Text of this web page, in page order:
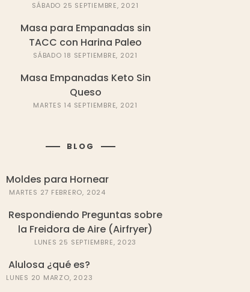
SÁBADO 25 SEPTIEMBRE, 2021
Masa para Empanadas sin
TACC con Harina Paleo
SÁBADO 18 SEPTIEMBRE, 2021
Masa Empanadas Keto Sin
Queso
MARTES 14 SEPTIEMBRE, 2021
BLOG
Moldes para Hornear
MARTES 27 FEBRERO, 2024
Respondiendo Preguntas sobre
la Freidora de Aire (Airfryer)
LUNES 25 SEPTIEMBRE, 2023
Alulosa ¿qué es?
LUNES 20 MARZO, 2023